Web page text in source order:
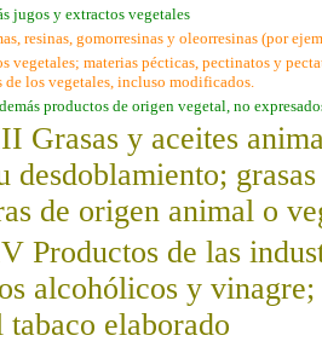
jugos y extractos vegetales
resinas, gomorresinas y oleorresinas (por
vegetales; materias pécticas, pectinatos y
de los vegetales, incluso modificados.
productos de origen vegetal, no
Grasas y aceites
desdoblamiento;
de origen animal o
Productos de las
alcohólicos y vinagre;
tabaco elaborado